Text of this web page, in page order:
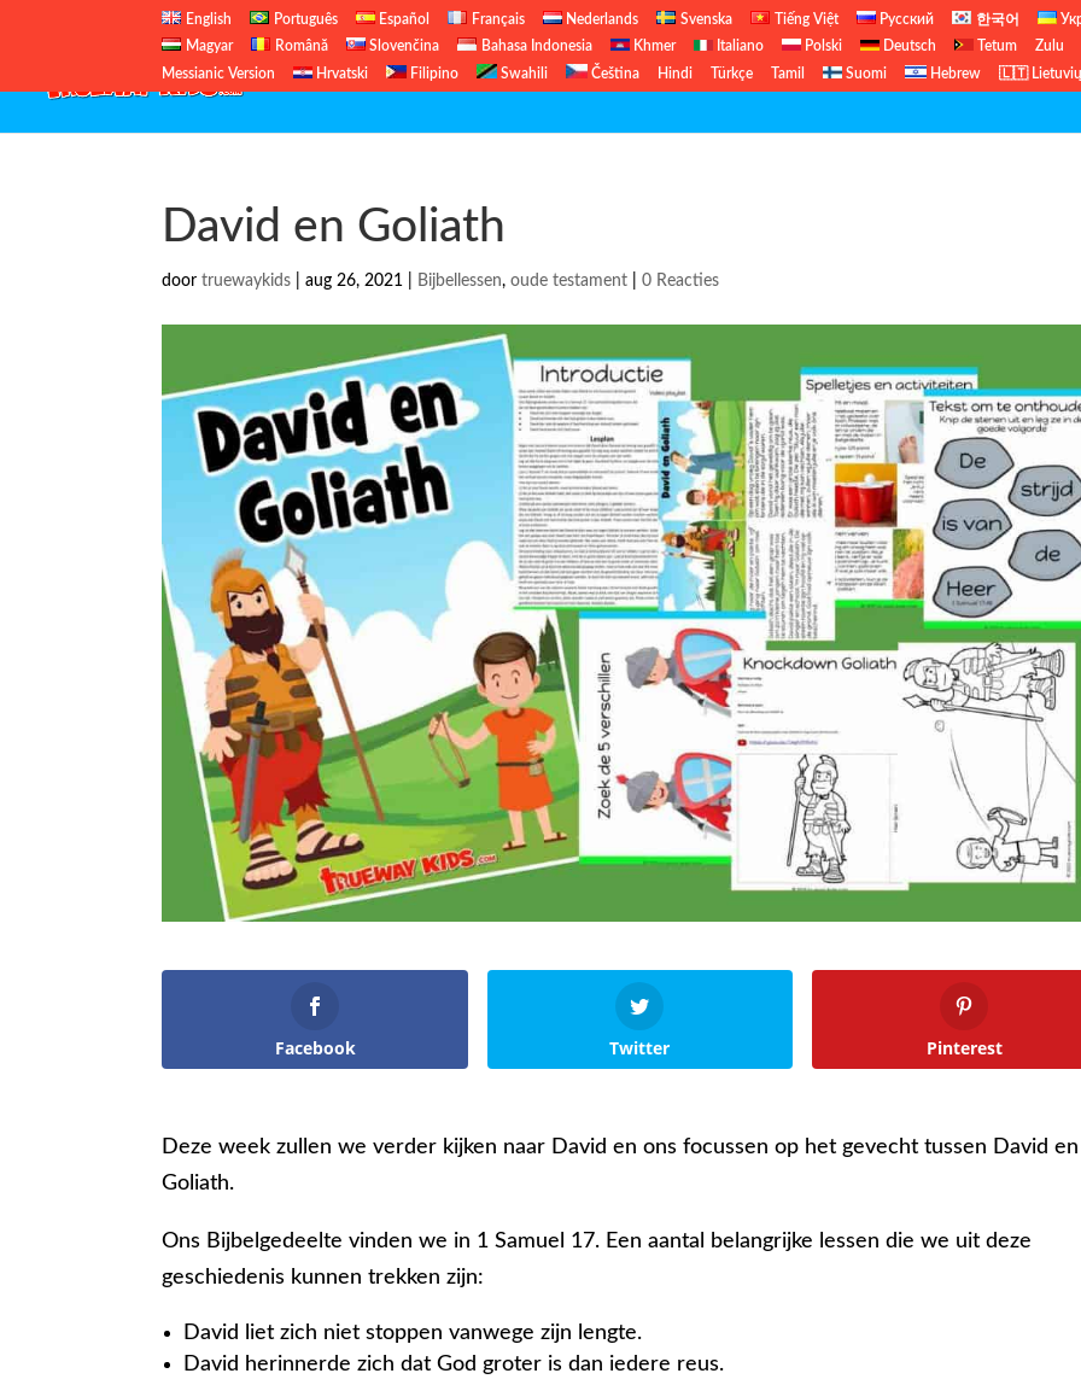
English Português Español Français Nederlands Svenska Tiếng Việt Русский 한국어
Magyar
Română Slovenčina Bahasa Indonesia Khmer Italiano Polski Deutsch Tetum Zulu
Messianic Version
Hrvatski Filipino Swahili Čeština Hindi Türkçe Tamil Suomi Hebrew 🇱🇹 Lietuvių
David en Goliath
doortruewaykids |aug 26, 2021 Bijbellessen,oude testament |0 Reacties
Facebook Twitter Pinterest
Deze week zullen we verder kijken naar David en ons focussen op het gevecht tussen David en
Goliath.
Ons Bijbelgedeelte vinden we in 1 Samuel 17. Een aantal belangrijke lessen die we uit deze
geschiedenis kunnen trekken zijn:
David liet zich niet stoppen vanwege zijn lengte.
David herinnerde zich dat God groter is dan iedere reus.